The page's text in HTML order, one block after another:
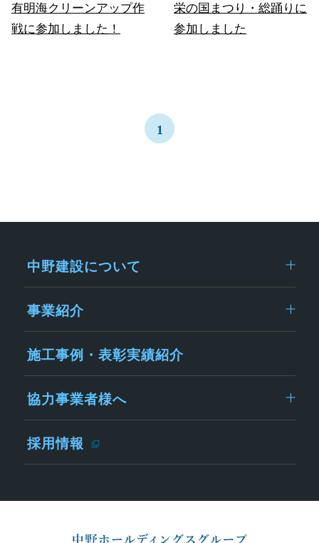
有明海クリーンアップ作
戦に参加しました！
栄の国まつり・総踊りに
参加しました
1
中野建設について
事業紹介
施工事例・表彰実績紹介
協力事業者様へ
採用情報